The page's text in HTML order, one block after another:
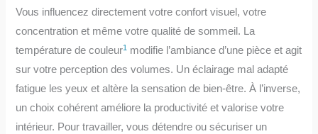
Vous influencez directement votre confort visuel, votre
concentration et même votre qualité de sommeil. La
température de couleur1 modifie l’ambiance d’une pièce et agit
sur votre perception des volumes. Un éclairage mal adapté
fatigue les yeux et altère la sensation de bien-être. À l’inverse,
un choix cohérent améliore la productivité et valorise votre
intérieur. Pour travailler, vous détendre ou sécuriser un